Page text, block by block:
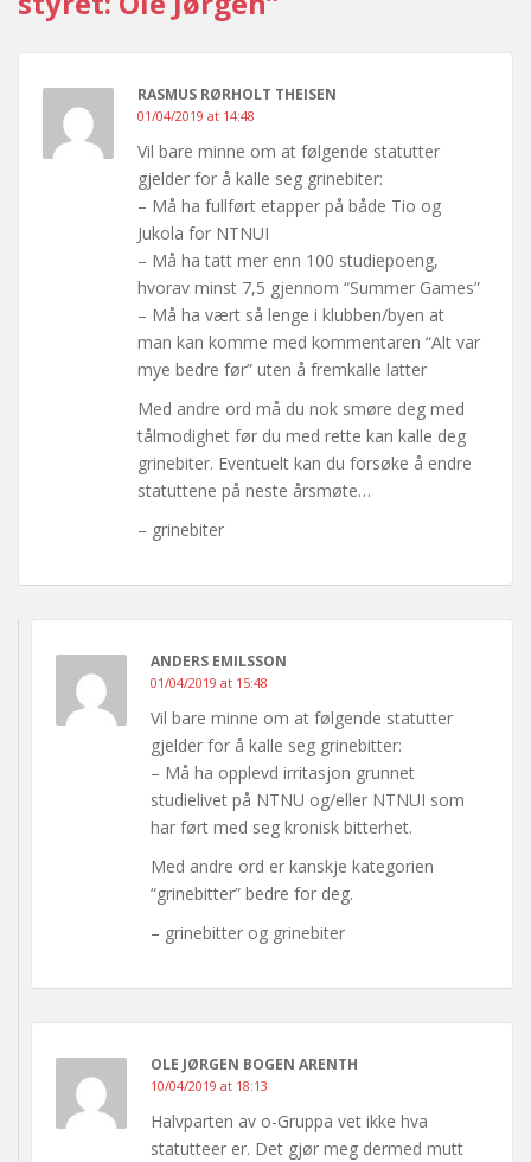
RASMUS RØRHOLT THEISEN
01/04/2019 at 14:48
Vil bare minne om at følgende statutter
gjelder for å kalle seg grinebiter:
– Må ha fullført etapper på både Tio og
Jukola for NTNUI
– Må ha tatt mer enn 100 studiepoeng,
hvorav minst 7,5 gjennom “Summer Games”
– Må ha vært så lenge i klubben/byen at
man kan komme med kommentaren “Alt var
mye bedre før” uten å fremkalle latter
Med andre ord må du nok smøre deg med
tålmodighet før du med rette kan kalle deg
grinebiter. Eventuelt kan du forsøke å endre
statuttene på neste årsmøte…
– grinebiter
ANDERS EMILSSON
01/04/2019 at 15:48
Vil bare minne om at følgende statutter
gjelder for å kalle seg grinebitter:
– Må ha opplevd irritasjon grunnet
studielivet på NTNU og/eller NTNUI som
har ført med seg kronisk bitterhet.
Med andre ord er kanskje kategorien
“grinebitter” bedre for deg.
– grinebitter og grinebiter
OLE JØRGEN BOGEN ARENTH
10/04/2019 at 18:13
Halvparten av o-Gruppa vet ikke hva
statutteer er. Det gjør meg dermed mutt